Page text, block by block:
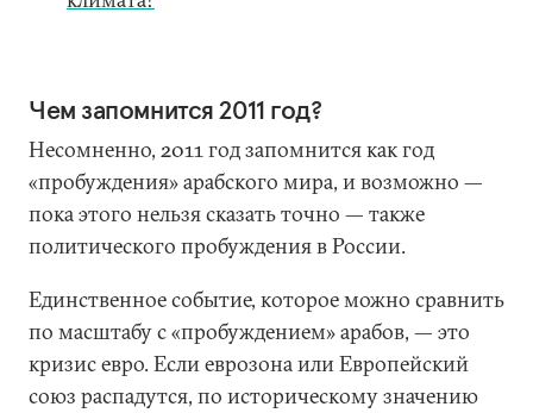
Чем запомнится 2011 год?
Несомненно, 2011 год запомнится как год
«пробуждения» арабского мира, и возможно —
пока этого нельзя сказать точно — также
политического пробуждения в России.
Единственное событие, которое можно сравнить
по масштабу с «пробуждением» арабов, — это
кризис евро. Если еврозона или Европейский
союз распадутся, по историческому значению